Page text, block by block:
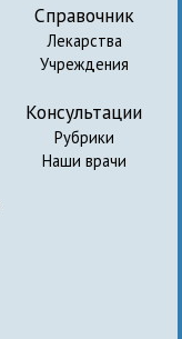
Справочник
Лекарства
Учреждения
Консультации
Рубрики
Наши врачи